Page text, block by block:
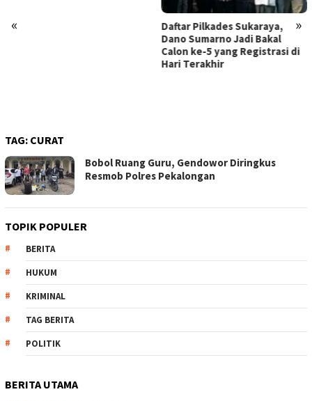
« »
Calon ke-5 yang Registrasi di
Gercep Layani Aduan Call
Center 110, Pamapta
Pekalongan Berhasil
Mobil Xenia Hasil
TAG: CURAT
Bobol Ruang Guru, Gendowor Diringkus
Resmob Polres Pekalongan
TOPIK POPULER
BERITA
HUKUM
KRIMINAL
TAG BERITA
POLITIK
BERITA UTAMA